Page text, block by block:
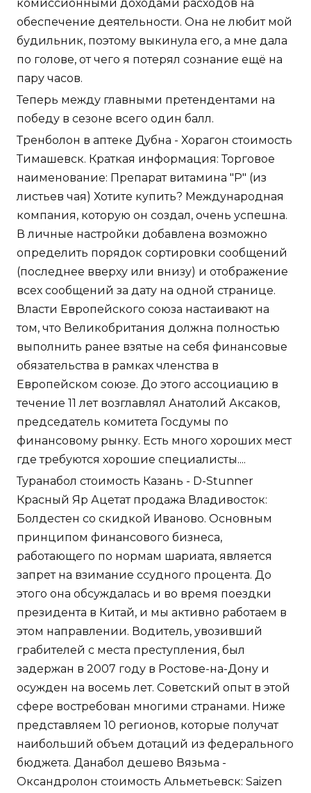
комиссионными доходами расходов на
обеспечение деятельности. Она не любит мой
будильник, поэтому выкинула его, а мне дала
по голове, от чего я потерял сознание ещё на
пару часов.
Теперь между главными претендентами на
победу в сезоне всего один балл.
Тренболон в аптеке Дубна - Хорагон стоимость
Тимашевск. Краткая информация: Торговое
наименование: Препарат витамина "Р" (из
листьев чая) Хотите купить? Международная
компания, которую он создал, очень успешна.
В личные настройки добавлена возможно
определить порядок сортировки сообщений
(последнее вверху или внизу) и отображение
всех сообщений за дату на одной странице.
Власти Европейского союза настаивают на
том, что Великобритания должна полностью
выполнить ранее взятые на себя финансовые
обязательства в рамках членства в
Европейском союзе. До этого ассоциацию в
течение 11 лет возглавлял Анатолий Аксаков,
председатель комитета Госдумы по
финансовому рынку. Есть много хороших мест
где требуются хорошие специалисты....
Туранабол стоимость Казань - D-Stunner
Красный Яр Ацетат продажа Владивосток:
Болдестен со скидкой Иваново. Основным
принципом финансового бизнеса,
работающего по нормам шариата, является
запрет на взимание ссудного процента. До
этого она обсуждалась и во время поездки
президента в Китай, и мы активно работаем в
этом направлении. Водитель, увозивший
грабителей с места преступления, был
задержан в 2007 году в Ростове-на-Дону и
осужден на восемь лет. Советский опыт в этой
сфере востребован многими странами. Ниже
представляем 10 регионов, которые получат
наибольший объем дотаций из федерального
бюджета. Данабол дешево Вязьма -
Оксандролон стоимость Альметьевск: Saizen